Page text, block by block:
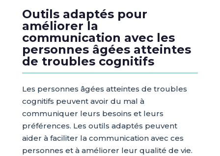
Outils adaptés pour
améliorer la
communication avec les
personnes âgées atteintes
de troubles cognitifs
Les personnes âgées atteintes de troubles
cognitifs peuvent avoir du mal à
communiquer leurs besoins et leurs
préférences. Les outils adaptés peuvent
aider à faciliter la communication avec ces
personnes et à améliorer leur qualité de vie.